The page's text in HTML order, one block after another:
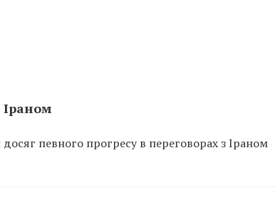
Іраном
певного прогресу в переговорах з Іраном